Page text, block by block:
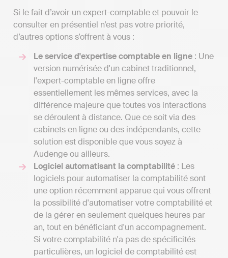
Si le fait d’avoir un expert-comptable et pouvoir le
consulter en présentiel n’est pas votre priorité,
d’autres options s’offrent à vous :
Le service d'expertise comptable en ligne : Une
version numérisée d'un cabinet traditionnel,
l'expert-comptable en ligne offre
essentiellement les mêmes services, avec la
différence majeure que toutes vos interactions
se déroulent à distance. Que ce soit via des
cabinets en ligne ou des indépendants, cette
solution est disponible que vous soyez à
Audenge ou ailleurs.
Logiciel automatisant la comptabilité : Les
logiciels pour automatiser la comptabilité sont
une option récemment apparue qui vous offrent
la possibilité d'automatiser votre comptabilité et
de la gérer en seulement quelques heures par
an, tout en bénéficiant d'un accompagnement.
Si votre comptabilité n'a pas de spécificités
particulières, un logiciel de comptabilité est